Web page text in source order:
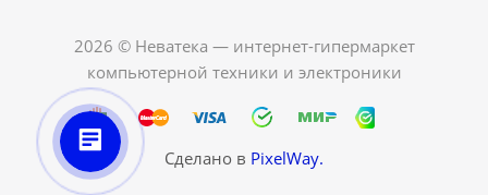
2026 © Неватека — интернет-гипермаркет
компьютерной техники и электроники
Сделано в PixelWay.